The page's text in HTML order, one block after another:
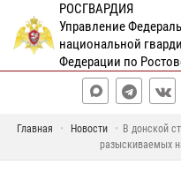
РОСГВАРДИЯ
Управление
национальной
Федерации по
Главная Новости
В донской
разыскиваемых